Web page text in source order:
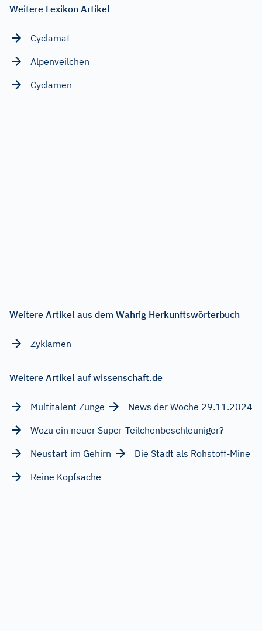
Weitere Lexikon Artikel
Cyclamat
Alpenveilchen
Cyclamen
Weitere Artikel aus dem Wahrig Herkunftswörterbuch
Zyklamen
Weitere Artikel auf wissenschaft.de
Multitalent Zunge
News der Woche 29.11.2024
Wozu ein neuer Super-Teilchenbeschleuniger?
Neustart im Gehirn
Die Stadt als Rohstoff-Mine
Reine Kopfsache